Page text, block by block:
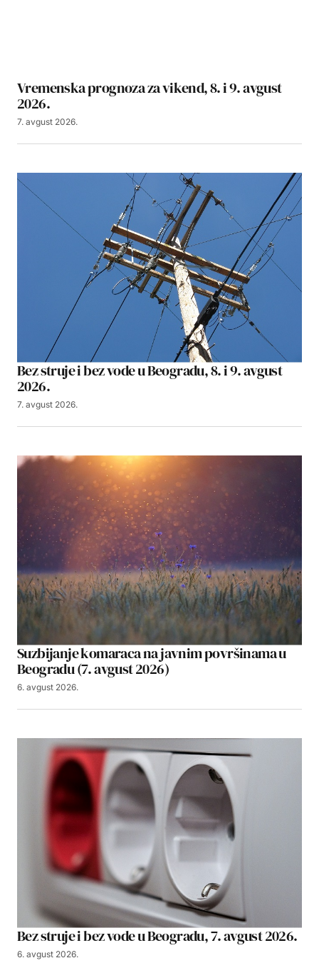
Vremenska prognoza za vikend, 8. i 9. avgust
2026.
7. avgust 2026.
Bez struje i bez vode u Beogradu, 8. i 9. avgust
2026.
7. avgust 2026.
Suzbijanje komaraca na javnim površinama u
Beogradu (7. avgust 2026)
6. avgust 2026.
Bez struje i bez vode u Beogradu, 7. avgust 2026.
6. avgust 2026.